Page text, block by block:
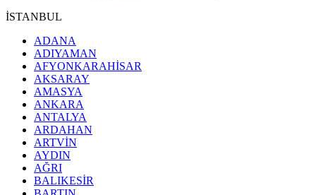
İSTANBUL
ADANA
ADIYAMAN
AFYONKARAHİSAR
AKSARAY
AMASYA
ANKARA
ANTALYA
ARDAHAN
ARTVİN
AYDIN
AĞRI
BALIKESİR